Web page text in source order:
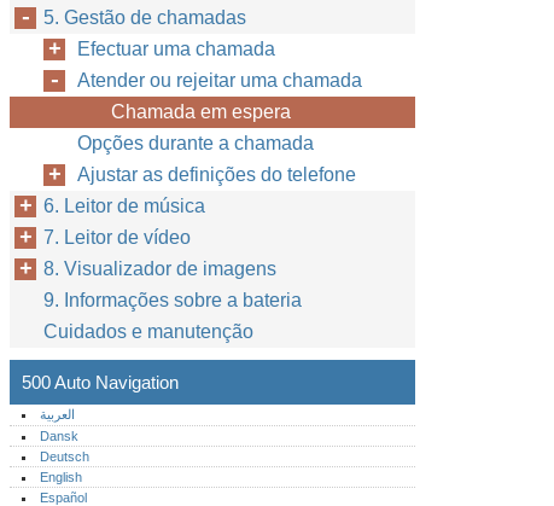
5. Gestão de chamadas
Efectuar uma chamada
Atender ou rejeitar uma chamada
Chamada em espera
Opções durante a chamada
Ajustar as definições do telefone
6. Leitor de música
7. Leitor de vídeo
8. Visualizador de imagens
9. Informações sobre a bateria
Cuidados e manutenção
500 Auto Navigation
العربية
Dansk
Deutsch
English
Español